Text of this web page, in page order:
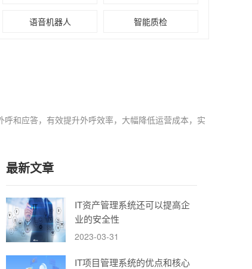
语音机器人 智能质检
和应答，有效提升外呼效率，大幅降低运营成本，实
最新文章
IT资产管理系统还可以提高企
业的安全性
2023-03-31
IT项目管理系统的优点和核心